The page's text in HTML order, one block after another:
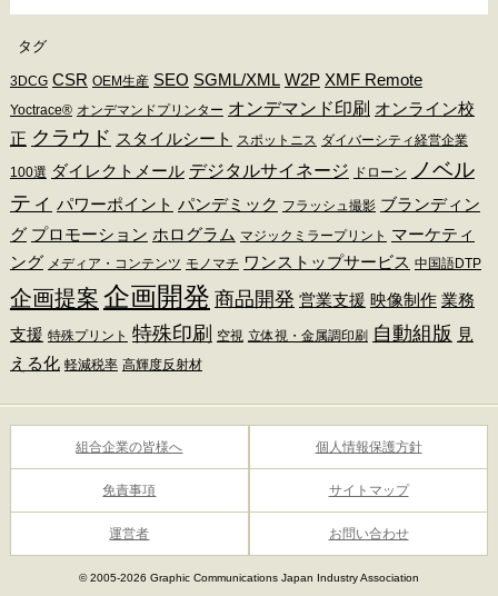
タグ
3DCG CSR OEM生産 SEO SGML/XML W2P XMF Remote
Yoctrace® オンデマンドプリンター オンデマンド印刷 オンライン校
正 クラウド スタイルシート スポットニス ダイバーシティ経営企業
100選 ダイレクトメール デジタルサイネージ ドローン
ノベル
ティ パワーポイント パンデミック フラッシュ撮影 ブランディン
グ プロモーション ホログラム マジックミラープリント マーケティ
ング メディア・コンテンツ モノマチ ワンストップサービス 中国語DTP
企画提案 企画開発 商品開発 営業支援 映像制作 業務
支援 特殊プリント 特殊印刷 空視 立体視・金属調印刷 自動組版 見
える化 軽減税率 高輝度反射材
組合企業の皆様へ 個人情報保護方針
免責事項 サイトマップ
運営者 お問い合わせ
© 2005-2026 Graphic Communications Japan Industry Association